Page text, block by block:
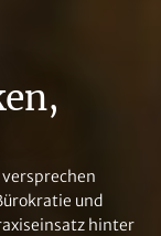
und
hinter